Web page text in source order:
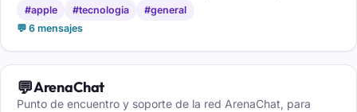
resueltas entre fans, sin registro.
#apple #tecnologia
#general
💬 6 mensajes
💬ArenaChat
Punto de encuentro y soporte de la red ArenaChat, para